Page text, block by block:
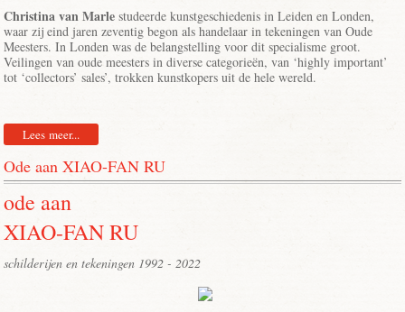
Christina van Marle studeerde kunstgeschiedenis in Leiden en Londen,
waar zij eind jaren zeventig begon als handelaar in tekeningen van Oude
Meesters. In Londen was de belangstelling voor dit specialisme groot.
Veilingen van oude meesters in diverse categorieën, van ‘highly important’
tot ‘collectors’ sales’, trokken kunstkopers uit de hele wereld.
Lees meer...
Ode aan XIAO-FAN RU
ode aan
XIAO-FAN RU
schilderijen en tekeningen 1992 - 2022